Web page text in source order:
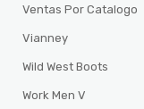
Ventas Por Catalogo
Vianney
Wild West Boots
Work Men V